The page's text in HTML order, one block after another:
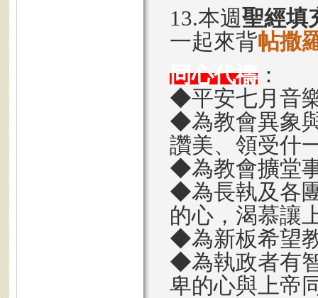
13.本週聖經填
一起來背帖撒
同心代禱：
◆平安七月音
◆為教會異象
讚美、領受什
◆為教會擴堂
◆為長執及各
的心，渴慕讓
◆為新板希望
◆為執政者有
卑的心與上帝